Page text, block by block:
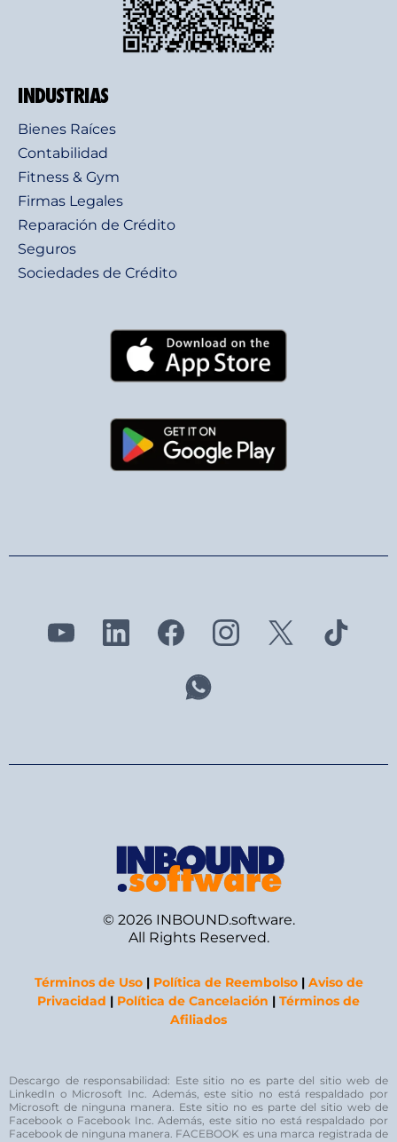
INDUSTRIAS
Bienes Raíces
Contabilidad
Fitness & Gym
Firmas Legales
Reparación de Crédito
Seguros
Sociedades de Crédito
© 2026 INBOUND.software.
All Rights Reserved.
Términos de Uso| Política de Reembolso| Aviso de
Privacidad | Política de Cancelación | Términos de
Afiliados
Descargo de responsabilidad: Este sitio no es parte del sitio web de
LinkedIn o Microsoft Inc. Además, este sitio no está respaldado por
Microsoft de ninguna manera. Este sitio no es parte del sitio web de
Facebook o Facebook Inc. Además, este sitio no está respaldado por
Facebook de ninguna manera. FACEBOOK es una marca registrada de